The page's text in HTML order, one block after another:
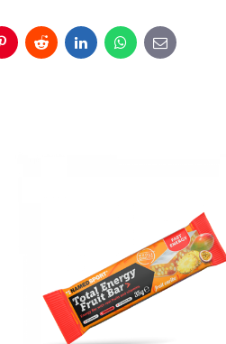
PinterestRedditLinkedInWhatsApp
E-
mail